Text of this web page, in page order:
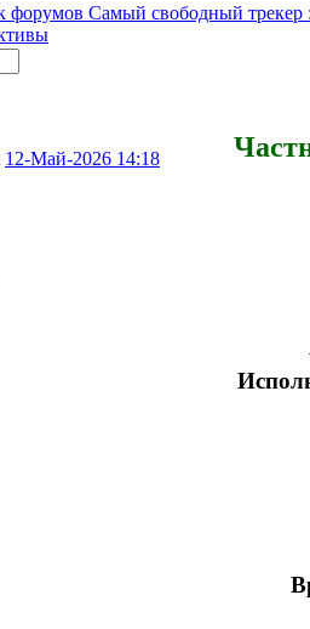
форумов Самый свободный трекер
12-Май-2026 14:18